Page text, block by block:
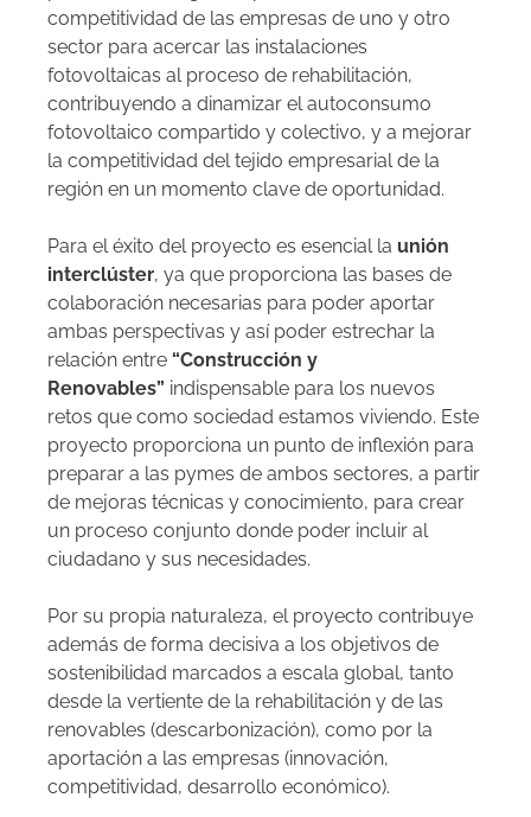
competitividad de las empresas de uno y otro
sector para acercar las instalaciones
fotovoltaicas al proceso de rehabilitación,
contribuyendo a dinamizar el autoconsumo
fotovoltaico compartido y colectivo, y a mejorar
la competitividad del tejido empresarial de la
región en un momento clave de oportunidad.
Para el éxito del proyecto es esencial la unión
interclúster, ya que proporciona las bases de
colaboración necesarias para poder aportar
ambas perspectivas y así poder estrechar la
relación entre “Construcción y
Renovables” indispensable para los nuevos
retos que como sociedad estamos viviendo. Este
proyecto proporciona un punto de inflexión para
preparar a las pymes de ambos sectores, a partir
de mejoras técnicas y conocimiento, para crear
un proceso conjunto donde poder incluir al
ciudadano y sus necesidades.
Por su propia naturaleza, el proyecto contribuye
además de forma decisiva a los objetivos de
sostenibilidad marcados a escala global, tanto
desde la vertiente de la rehabilitación y de las
renovables (descarbonización), como por la
aportación a las empresas (innovación,
competitividad, desarrollo económico).